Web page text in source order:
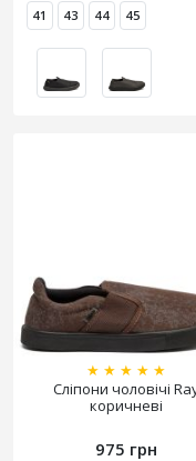
41
43 44 45
★ ★ ★ ★ ★
Сліпони чоловічі
коричневі
975 грн